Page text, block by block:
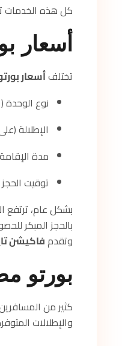
كل هذه الخدمات
أسعار
تختلفأسعار
نوع
الإطلالة
مدة الإقامة
توقيت
بشكل عام،
بالحجز المبكر
وتقدمفاكيشن
بورتو
كثير من
والإطلالات